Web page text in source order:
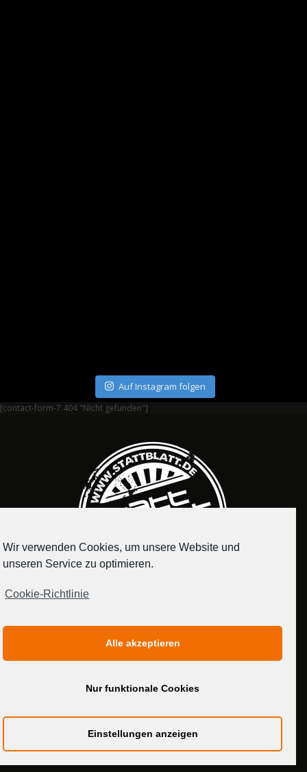
Auf Instagram folgen
[contact-form-7 404 "Nicht gefunden"]
MEDIADATEN
Wir verwenden Cookies, um unsere Website und
unseren Service zu optimieren.
Cookie-Richtlinie
Alle akzeptieren
Nur funktionale Cookies
Einstellungen anzeigen